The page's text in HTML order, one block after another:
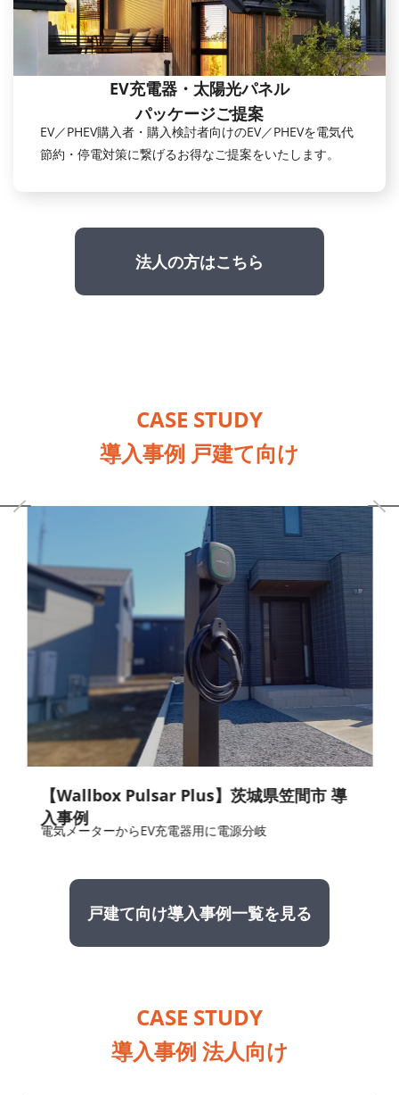
EV充電器・太陽光パネル
パッケージご提案
EV／PHEV購入者・購入検討者向けのEV／PHEVを電気代
節約・停電対策に繋げるお得なご提案をいたします。
法人の方はこちら
CASE STUDY
導入事例 戸建て向け
【Wallbox Pulsar Plus】茨城県笠間市 導
入事例
電気メーターからEV充電器用に電源分岐
戸建て向け導入事例一覧を見る
CASE STUDY
導入事例 法人向け